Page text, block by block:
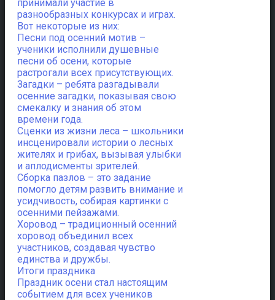
принимали участие в
разнообразных конкурсах и играх.
Вот некоторые из них:
Песни под осенний мотив –
ученики исполнили душевные
песни об осени, которые
растрогали всех присутствующих.
Загадки – ребята разгадывали
осенние загадки, показывая свою
смекалку и знания об этом
времени года.
Сценки из жизни леса – школьники
инсценировали истории о лесных
жителях и грибах, вызывая улыбки
и аплодисменты зрителей.
Сборка пазлов – это задание
помогло детям развить внимание и
усидчивость, собирая картинки с
осенними пейзажами.
Хоровод – традиционный осенний
хоровод объединил всех
участников, создавая чувство
единства и дружбы.
Итоги праздника
Праздник осени стал настоящим
событием для всех учеников